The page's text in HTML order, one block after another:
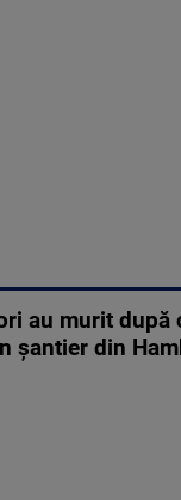
au murit după
șantier din